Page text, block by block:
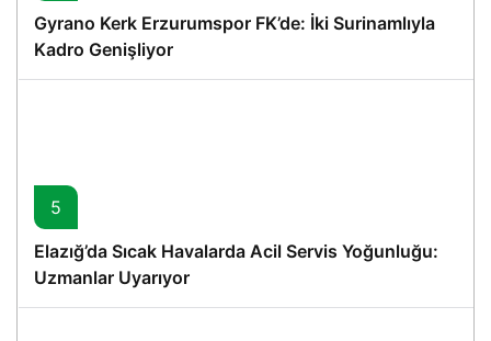
Gyrano Kerk Erzurumspor FK’de: İki Surinamlıyla
Kadro Genişliyor
5
Elazığ’da Sıcak Havalarda Acil Servis Yoğunluğu:
Uzmanlar Uyarıyor